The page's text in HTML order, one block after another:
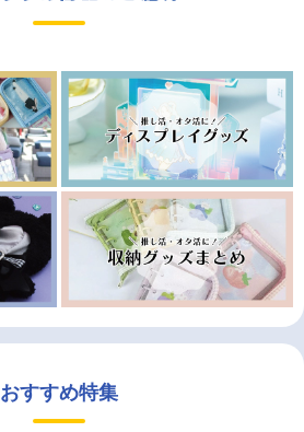
おすすめ特集